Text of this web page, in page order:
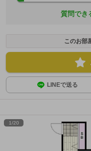
質問でき
このお部
LINEで送る
1/20